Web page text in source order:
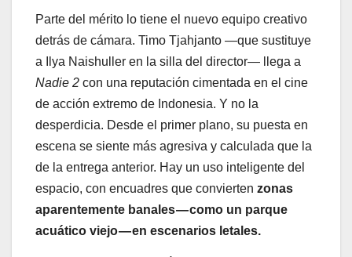
Parte del mérito lo tiene el nuevo equipo creativo
detrás de cámara. Timo Tjahjanto —que sustituye
a Ilya Naishuller en la silla del director— llega a
Nadie 2 con una reputación cimentada en el cine
de acción extremo de Indonesia. Y no la
desperdicia. Desde el primer plano, su puesta en
escena se siente más agresiva y calculada que la
de la entrega anterior. Hay un uso inteligente del
espacio, con encuadres que convierten zonas
aparentemente banales — como un parque
acuático viejo — en escenarios letales.